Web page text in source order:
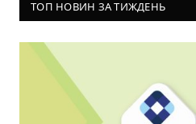
ТОП НОВИН ЗА ТИЖДЕНЬ